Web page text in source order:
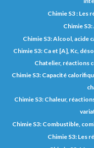
Chimie S3 : Les
Chimie
Chimie S3: Alcool, acide
Chimie S3: Ca et [A], Kc,
Chatelier, réactions
Chimie S3: Capacité
Chimie S3: Chaleur,
Chimie S3: Combustible,
Chimie S3: Les